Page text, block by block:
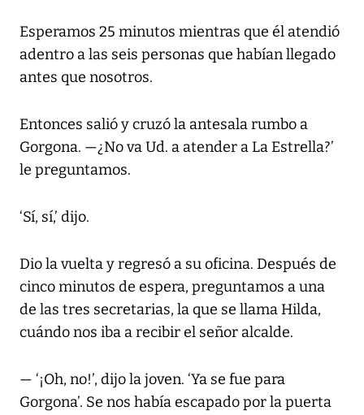
Esperamos 25 minutos mientras que él atendió
adentro a las seis personas que habían llegado
antes que nosotros.
Entonces salió y cruzó la antesala rumbo a
Gorgona. —¿No va Ud. a atender a La Estrella?’
le preguntamos.
‘Sí, sí,’ dijo.
Dio la vuelta y regresó a su oficina. Después de
cinco minutos de espera, preguntamos a una
de las tres secretarias, la que se llama Hilda,
cuándo nos iba a recibir el señor alcalde.
— ‘¡Oh, no!’, dijo la joven. ‘Ya se fue para
Gorgona’. Se nos había escapado por la puerta